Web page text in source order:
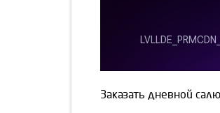
Заказать дневной